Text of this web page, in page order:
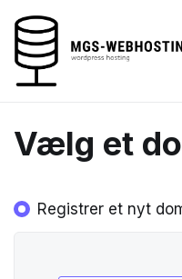
Vælg et
Registrer et nyt